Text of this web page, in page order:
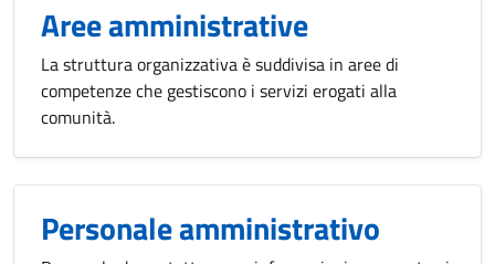
Aree amministrative
La struttura organizzativa è suddivisa in aree di
competenze che gestiscono i servizi erogati alla
comunità.
Personale amministrativo